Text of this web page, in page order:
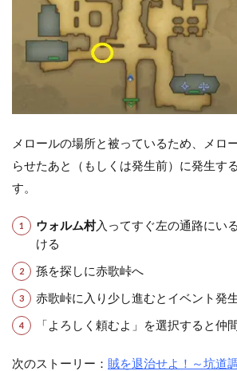
メロールの場所と被っているため、メロ
らせたあと（もしくは発生前）に発生す
す。
ウォルム村入ってすぐ左の通路にい
ける
孫を探しに赤歌峠へ
赤歌峠に入り少し進むとイベント発
「よろしく頼むよ」を選択すると仲
次のストーリー： 賊を退治せよ！～坑道